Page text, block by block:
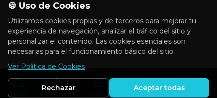
Recursos
🍪 Uso de Cookies
Utilizamos cookies propias y de terceros para mejorar tu
experiencia de navegación, analizar el tráfico del sitio y
personalizar el contenido. Las cookies esenciales son
necesarias para el funcionamiento básico del sitio.
Ver Política de Cookies
Rechazar Aceptar todas